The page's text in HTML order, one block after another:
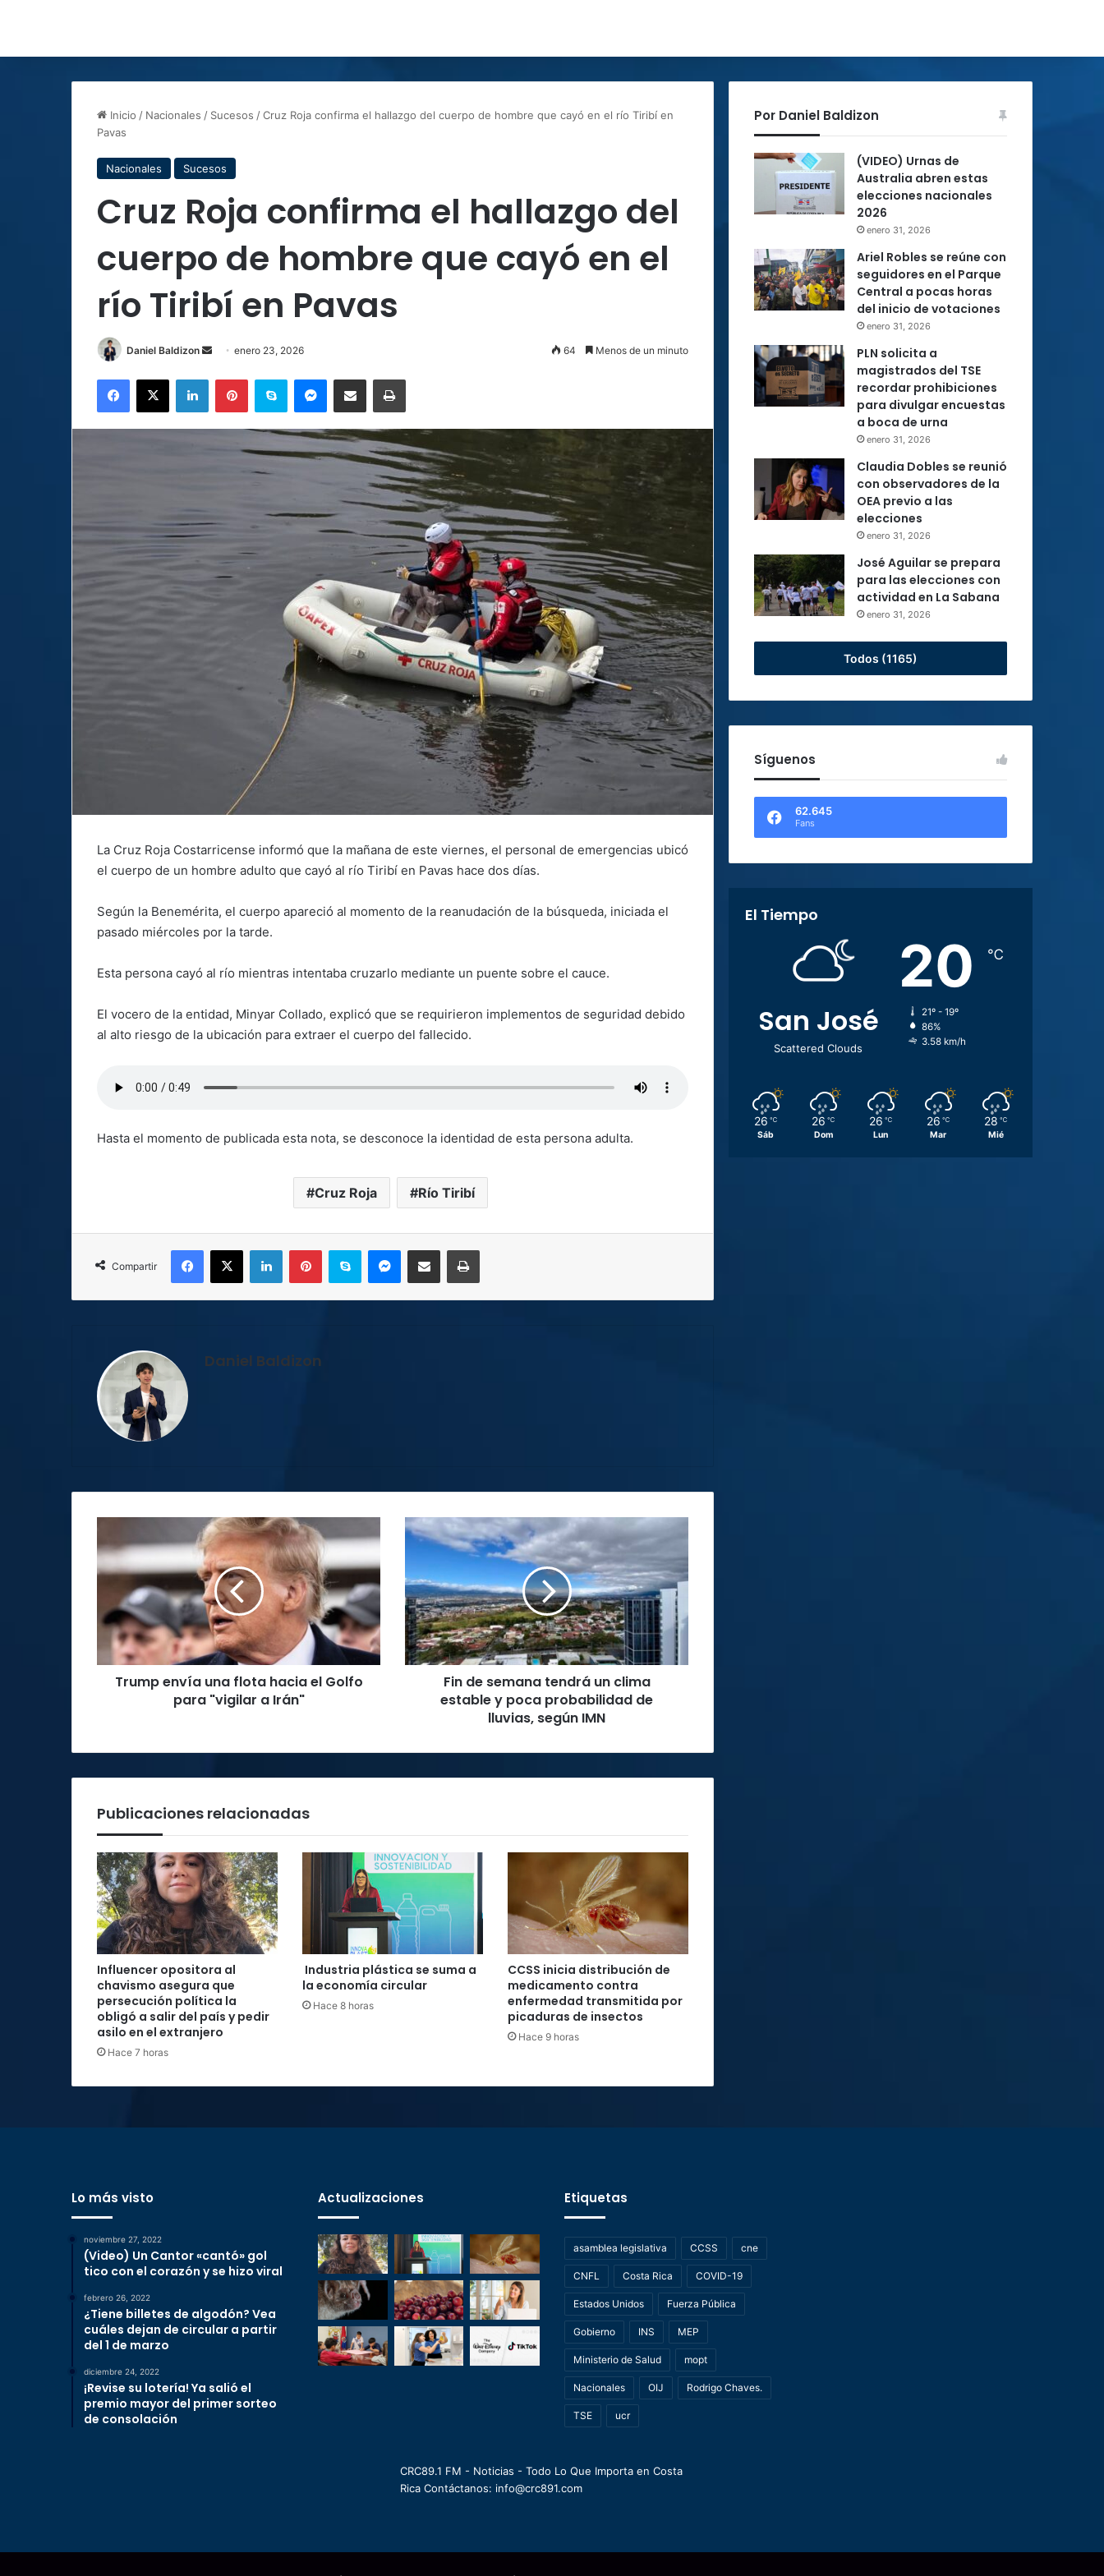
Inicio / Nacionales / Sucesos /Cruz Roja confirma el hallazgo del cuerpo de hombre que cayó en el río Tiribí en
Pavas
Nacionales Sucesos
Cruz Roja confirma el hallazgo del
cuerpo de hombre que cayó en el
río Tiribí en Pavas
Daniel Baldizon
Send
email
enero 23, 2026 64 Menos de un minuto
Facebook
X LinkedInPinterestSkype MessengerCompartir por correo electrónicoImprimir
La Cruz Roja Costarricense informó que la mañana de este viernes, el personal de emergencias ubicó
el cuerpo de un hombre adulto que cayó al río Tiribí en Pavas hace dos días.
Según la Benemérita, el cuerpo apareció al momento de la reanudación de la búsqueda, iniciada el
pasado miércoles por la tarde.
Esta persona cayó al río mientras intentaba cruzarlo mediante un puente sobre el cauce.
El vocero de la entidad, Minyar Collado, explicó que se requirieron implementos de seguridad debido
al alto riesgo de la ubicación para extraer el cuerpo del fallecido.
Hasta el momento de publicada esta nota, se desconoce la identidad de esta persona adulta.
Cruz Roja Río Tiribí
Compartir
Facebook
X LinkedInPinterestSkype MessengerCompartir por correo electrónicoImprimir
Daniel Baldizon
envía
una
flota
el
Golfo
para
"vigilar
Trump envía una flota hacia el Golfo
para "vigilar a Irán"
Fin
de
tendrá
un
clima
estable
y
poca
probabilidad
IMN
Fin de semana tendrá un clima
estable y poca probabilidad de
lluvias, según IMN
Publicaciones relacionadas
Influencer opositora al
chavismo asegura que
persecución política la
obligó a salir del país y pedir
asilo en el extranjero
Hace 7 horas
Industria plástica se suma a
la economía circular
Hace 8 horas
CCSS inicia distribución de
medicamento contra
enfermedad transmitida por
picaduras de insectos
Hace 9 horas
Por Daniel Baldizon
(VIDEO) Urnas de
Australia abren estas
elecciones nacionales
2026
enero 31, 2026
Ariel Robles se reúne con
seguidores en el Parque
Central a pocas horas
del inicio de votaciones
enero 31, 2026
PLN solicita a
magistrados del TSE
recordar prohibiciones
para divulgar encuestas
a boca de urna
enero 31, 2026
Claudia Dobles se reunió
con observadores de la
OEA previo a las
elecciones
enero 31, 2026
José Aguilar se prepara
para las elecciones con
actividad en La Sabana
enero 31, 2026
Todos (1165)
Síguenos
62.645
Fans
El Tiempo
San José
Scattered Clouds
20 ℃
21º - 19º
86%
3.58 km/h
26 ℃
Sáb
26 ℃
Dom
26 ℃
Lun
26 ℃
Mar
28 ℃
Mié
Lo más visto
noviembre 27, 2022
(Video) Un Cantor «cantó» gol
tico con el corazón y se hizo viral
febrero 26, 2022
¿Tiene billetes de algodón? Vea
cuáles dejan de circular a partir
del 1 de marzo
diciembre 24, 2022
¡Revise su lotería! Ya salió el
premio mayor del primer sorteo
de consolación
Actualizaciones Etiquetas
asamblea legislativa CCSS cne
CNFL Costa Rica COVID-19
Estados Unidos Fuerza Pública
Gobierno INS MEP
Ministerio de Salud mopt
Nacionales OIJ Rodrigo Chaves.
TSE ucr
CRC89.1 FM - Noticias - Todo Lo Que Importa en Costa
Rica Contáctanos: info@crc891.com